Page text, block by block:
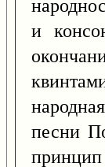
и
песни
принцип